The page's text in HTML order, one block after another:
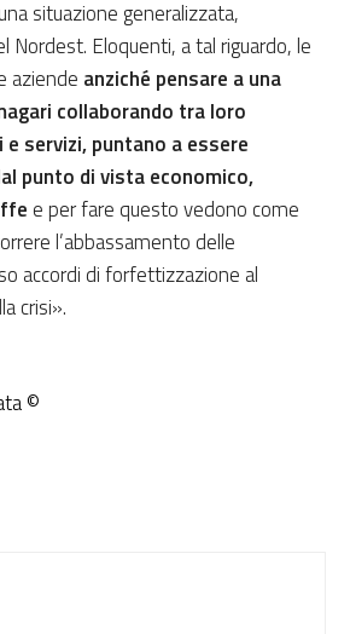
situazione generalizzata,
Nordest. Eloquenti, a tal riguardo, le
aziende anziché pensare a una
collaborando tra loro
servizi, puntano a essere
punto di vista economico,
e per fare questo vedono come
l’abbassamento delle
accordi di forfettizzazione al
crisi».
©